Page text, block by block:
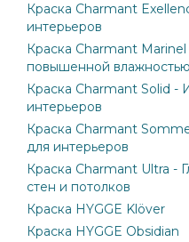
Краска Charmant
интерьеров
Краска Charmant
повышенной влажностью
Краска Charmant Solid -
интерьеров
Краска Charmant
для интерьеров
Краска Charmant Ultra -
стен и потолков
Краска HYGGE Klöver
Краска HYGGE Obsidian